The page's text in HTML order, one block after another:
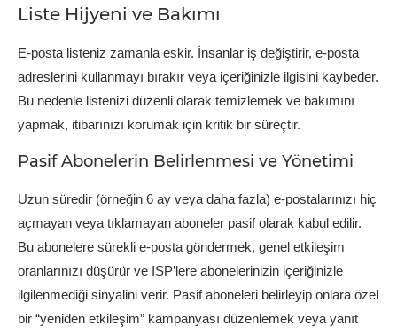
Liste Hijyeni ve Bakımı
E-posta listeniz zamanla eskir. İnsanlar iş değiştirir, e-posta
adreslerini kullanmayı bırakır veya içeriğinizle ilgisini kaybeder.
Bu nedenle listenizi düzenli olarak temizlemek ve bakımını
yapmak, itibarınızı korumak için kritik bir süreçtir.
Pasif Abonelerin Belirlenmesi ve Yönetimi
Uzun süredir (örneğin 6 ay veya daha fazla) e-postalarınızı hiç
açmayan veya tıklamayan aboneler pasif olarak kabul edilir.
Bu abonelere sürekli e-posta göndermek, genel etkileşim
oranlarınızı düşürür ve ISP’lere abonelerinizin içeriğinizle
ilgilenmediği sinyalini verir. Pasif aboneleri belirleyip onlara özel
bir “yeniden etkileşim” kampanyası düzenlemek veya yanıt